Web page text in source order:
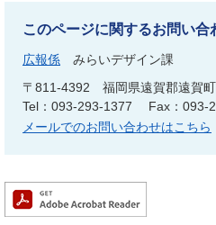
このページに関するお問い合
広報係
みらいデザイン課
〒811-4392
福岡県遠賀郡遠賀
Tel：093-293-1377
Fax：093-
メールでのお問い合わせはこちら